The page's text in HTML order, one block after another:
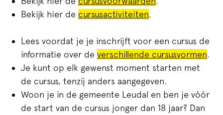
Bekijk hier de cursusactiviteiten.
Lees voordat je je inschrijft voor een cursus de
informatie over de verschillende cursusvormen.
Je kunt op elk gewenst moment starten met
de cursus, tenzij anders aangegeven.
Woon je in de gemeente Leudal en ben je vóór
de start van de cursus jonger dan 18 jaar? Dan